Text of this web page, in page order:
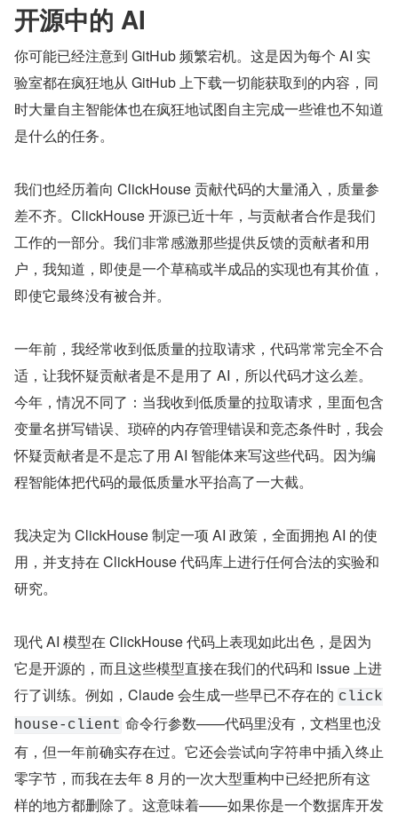
开源中的 AI
你可能已经注意到 GitHub 频繁宕机。这是因为每个 AI 实
验室都在疯狂地从 GitHub 上下载一切能获取到的内容，同
时大量自主智能体也在疯狂地试图自主完成一些谁也不知道
是什么的任务。
我们也经历着向 ClickHouse 贡献代码的大量涌入，质量参
差不齐。ClickHouse 开源已近十年，与贡献者合作是我们
工作的一部分。我们非常感激那些提供反馈的贡献者和用
户，我知道，即使是一个草稿或半成品的实现也有其价值，
即使它最终没有被合并。
一年前，我经常收到低质量的拉取请求，代码常常完全不合
适，让我怀疑贡献者是不是用了 AI，所以代码才这么差。
今年，情况不同了：当我收到低质量的拉取请求，里面包含
变量名拼写错误、琐碎的内存管理错误和竞态条件时，我会
怀疑贡献者是不是忘了用 AI 智能体来写这些代码。因为编
程智能体把代码的最低质量水平抬高了一大截。
我决定为 ClickHouse 制定一项 AI 政策，全面拥抱 AI 的使
用，并支持在 ClickHouse 代码库上进行任何合法的实验和
研究。
现代 AI 模型在 ClickHouse 代码上表现如此出色，是因为
它是开源的，而且这些模型直接在我们的代码和 issue 上进
行了训练。例如，Claude 会生成一些早已不存在的 click
house-client 命令行参数——代码里没有，文档里也没
有，但一年前确实存在过。它还会尝试向字符串中插入终止
零字节，而我在去年 8 月的一次大型重构中已经把所有这
样的地方都删除了。这意味着——如果你是一个数据库开发